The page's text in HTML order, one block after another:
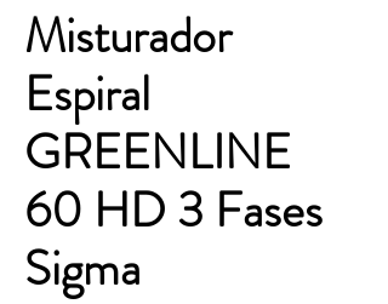
Misturador
Espiral
GREENLINE
60 HD 3 Fases
Sigma